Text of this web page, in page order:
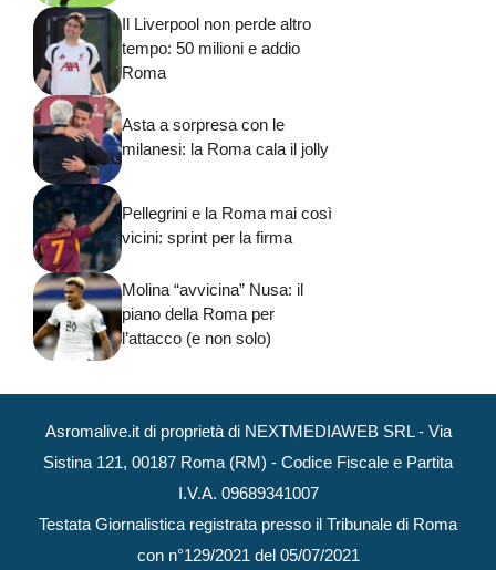
Il Liverpool non perde altro
tempo: 50 milioni e addio
Roma
Asta a sorpresa con le
milanesi: la Roma cala il jolly
Pellegrini e la Roma mai così
vicini: sprint per la firma
Molina “avvicina” Nusa: il
piano della Roma per
l’attacco (e non solo)
Asromalive.it di proprietà di NEXTMEDIAWEB SRL - Via
Sistina 121, 00187 Roma (RM) - Codice Fiscale e Partita
I.V.A. 09689341007
Testata Giornalistica registrata presso il Tribunale di Roma
con n°129/2021 del 05/07/2021